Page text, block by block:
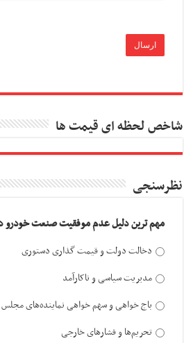
شاخص لحظه ای قیمت ها
نظرسنجی
مهم ترین دلیل عدم موفقیت صنعت خودرو
دخالت دولت و قیمت گذاری دستوری
مدیریت سیاسی و ناکارآمد
باج خواهی و سهم خواهی نماینده‌های مجلس
تحریم‌ها و فشارهای خارجی